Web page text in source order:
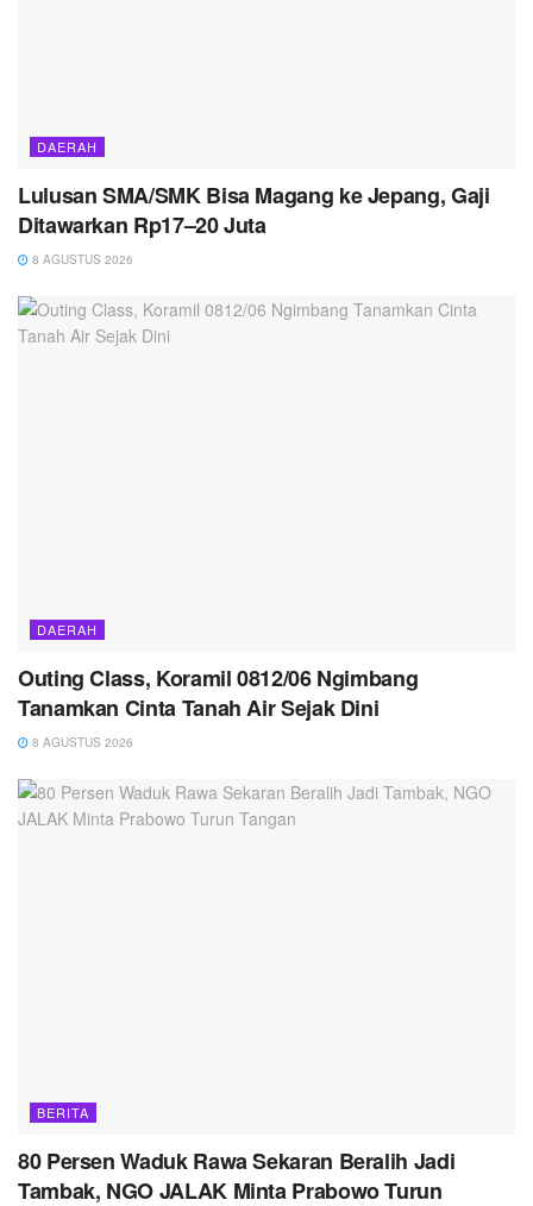
DAERAH
Lulusan SMA/SMK Bisa Magang ke Jepang, Gaji
Ditawarkan Rp17–20 Juta
8 AGUSTUS 2026
DAERAH
Outing Class, Koramil 0812/06 Ngimbang
Tanamkan Cinta Tanah Air Sejak Dini
8 AGUSTUS 2026
BERITA
80 Persen Waduk Rawa Sekaran Beralih Jadi
Tambak, NGO JALAK Minta Prabowo Turun